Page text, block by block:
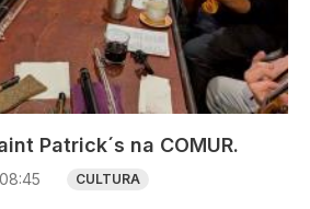
Patrick´s na COMUR.
08:45 CULTURA